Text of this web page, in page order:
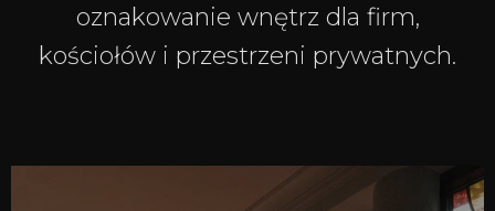
oznakowanie wnętrz dla firm,
kościołów i przestrzeni prywatnych.